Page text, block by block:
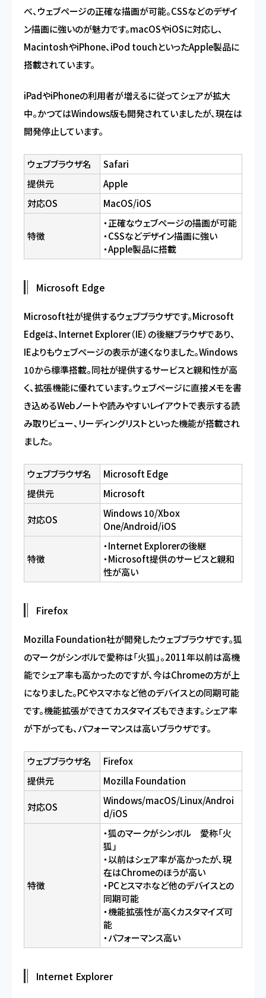
べ、ウェブページの正確な描画が可能。CSSなどのデザイ
ン描画に強いのが魅力です。macOSやiOSに対応し、
MacintoshやiPhone、iPod touchといったApple製品に
搭載されています。
iPadやiPhoneの利用者が増えるに従ってシェアが拡大
中。かつてはWindows版も開発されていましたが、現在は
開発停止しています。
ウェブブラウザ名
Safari
提供元
Apple
対応OS
MacOS/iOS
特徴
・正確なウェブページの描画が可能
・CSSなどデザイン描画に強い
・Apple製品に搭載
Microsoft Edge
Microsoft社が提供するウェブブラウザです。Microsoft
Edgeは、Internet Explorer（IE）の後継ブラウザであり、
IEよりもウェブページの表示が速くなりました。Windows
10から標準搭載。同社が提供するサービスと親和性が高
く、拡張機能に優れています。ウェブページに直接メモを書
き込めるWebノートや読みやすいレイアウトで表示する読
み取りビュー、リーディングリストといった機能が搭載され
ました。
ウェブブラウザ名
Microsoft Edge
提供元
Microsoft
対応OS
Windows 10/Xbox
One/Android/iOS
特徴
・Internet Explorerの後継
・Microsoft提供のサービスと親和
性が高い
Firefox
Mozilla Foundation社が開発したウェブブラウザです。狐
のマークがシンボルで愛称は「火狐」。2011年以前は高機
能でシェア率も高かったのですが、今はChromeの方が上
になりました。PCやスマホなど他のデバイスとの同期可能
です。機能拡張ができてカスタマイズもできます。シェア率
が下がっても、パフォーマンスは高いブラウザです。
ウェブブラウザ名
Firefox
提供元
Mozilla Foundation
対応OS
Windows/macOS/Linux/Androi
d/iOS
特徴
・狐のマークがシンボル 愛称「火
狐」
・以前はシェア率が高かったが、現
在はChromeのほうが高い
・PCとスマホなど他のデバイスとの
同期可能
・機能拡張性が高くカスタマイズ可
能
・パフォーマンス高い
Internet Explorer